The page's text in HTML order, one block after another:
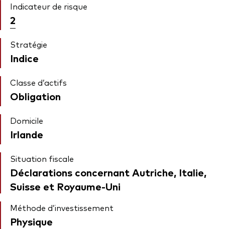
Indicateur de risque
2
Stratégie
Indice
Classe d’actifs
Obligation
Domicile
Irlande
Situation fiscale
Déclarations concernant Autriche, Italie,
Suisse et Royaume-Uni
Méthode d’investissement
Physique